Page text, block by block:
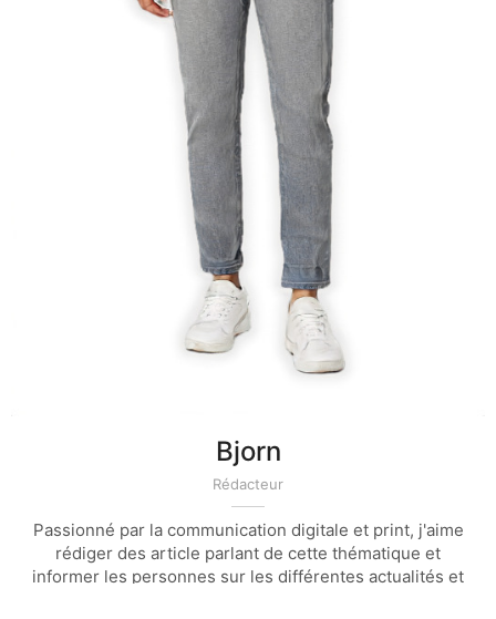
Bjorn
Rédacteur
Passionné par la communication digitale et print, j'aime
rédiger des article parlant de cette thématique et
informer les personnes sur les différentes actualités et